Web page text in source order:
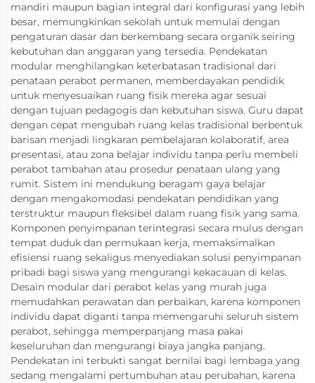
mandiri maupun bagian integral dari konfigurasi yang lebih
besar, memungkinkan sekolah untuk memulai dengan
pengaturan dasar dan berkembang secara organik seiring
kebutuhan dan anggaran yang tersedia. Pendekatan
modular menghilangkan keterbatasan tradisional dari
penataan perabot permanen, memberdayakan pendidik
untuk menyesuaikan ruang fisik mereka agar sesuai
dengan tujuan pedagogis dan kebutuhan siswa. Guru dapat
dengan cepat mengubah ruang kelas tradisional berbentuk
barisan menjadi lingkaran pembelajaran kolaboratif, area
presentasi, atau zona belajar individu tanpa perlu membeli
perabot tambahan atau prosedur penataan ulang yang
rumit. Sistem ini mendukung beragam gaya belajar
dengan mengakomodasi pendekatan pendidikan yang
terstruktur maupun fleksibel dalam ruang fisik yang sama.
Komponen penyimpanan terintegrasi secara mulus dengan
tempat duduk dan permukaan kerja, memaksimalkan
efisiensi ruang sekaligus menyediakan solusi penyimpanan
pribadi bagi siswa yang mengurangi kekacauan di kelas.
Desain modular dari perabot kelas yang murah juga
memudahkan perawatan dan perbaikan, karena komponen
individu dapat diganti tanpa memengaruhi seluruh sistem
perabot, sehingga memperpanjang masa pakai
keseluruhan dan mengurangi biaya jangka panjang.
Pendekatan ini terbukti sangat bernilai bagi lembaga yang
sedang mengalami pertumbuhan atau perubahan, karena